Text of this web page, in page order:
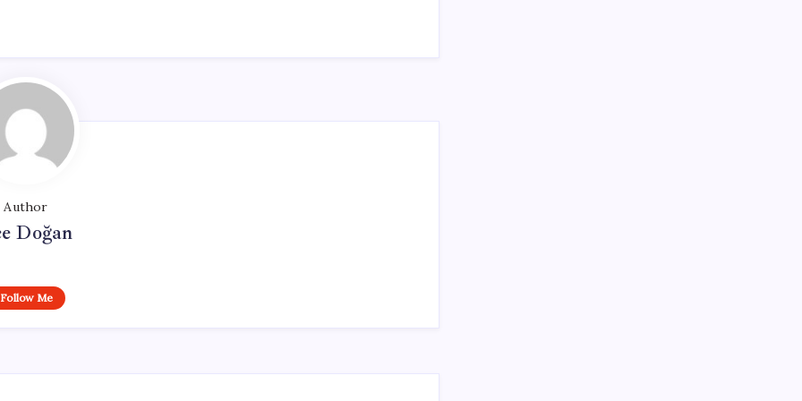
Author
Doğan
Follow Me